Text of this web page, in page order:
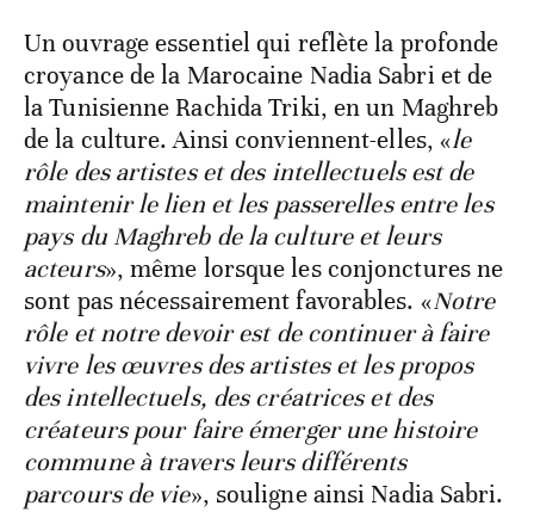
Un ouvrage essentiel qui reflète la profonde
croyance de la Marocaine Nadia Sabri et de
la Tunisienne Rachida Triki, en un Maghreb
de la culture. Ainsi conviennent-elles, «le
rôle des artistes et des intellectuels est de
maintenir le lien et les passerelles entre les
pays du Maghreb de la culture et leurs
acteurs», même lorsque les conjonctures ne
sont pas nécessairement favorables. «Notre
rôle et notre devoir est de continuer à faire
vivre les œuvres des artistes et les propos
des intellectuels, des créatrices et des
créateurs pour faire émerger une histoire
commune à travers leurs différents
parcours de vie», souligne ainsi Nadia Sabri.